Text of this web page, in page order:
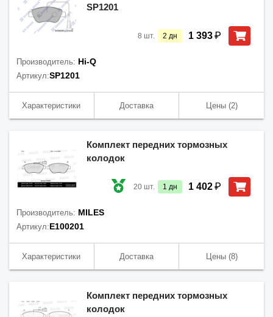
SP1201
8 шт. 2 дн 1 393₽
Производитель: Hi-Q
Артикул:SP1201
Характеристики Доставка Цены(2)
Комплект передних тормозных
колодок
20 шт. 1 дн 1 402₽
Производитель: MILES
Артикул:E100201
Характеристики Доставка Цены(8)
Комплект передних тормозных
колодок